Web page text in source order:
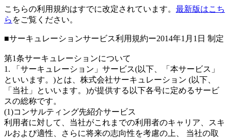
こちらの利用規約はすでに改定されています。 最新版はこち
ら をご覧ください。
■サーキュレーションサービス利用規約ー2014年1月1日 制定
第1条サーキュレーションについて
1. 「サーキュレーション」サービス(以下、「本サービス」
といいます。)とは、株式会社サーキュレーション (以下、
「当社」といいます。)が提供する以下各号に定めるサービ
スの総称です。
(1)コンサルティング先紹介サービス
利用者に対して、当社がこれまでの利用者のキャリア、スキ
ルおよび適性、さらに将来の志向性を考慮の上、 当社の取